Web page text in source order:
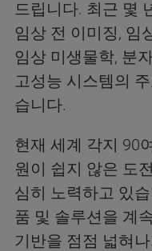
드립니다. 최근 몇
임상 전 이미징, 임
임상 미생물학, 분
고성능 시스템의
습니다.
현재 세계 각지 90
원이 쉽지 않은 도
심히 노력하고 있
품 및 솔루션을 계
기반을 점점 넓혀